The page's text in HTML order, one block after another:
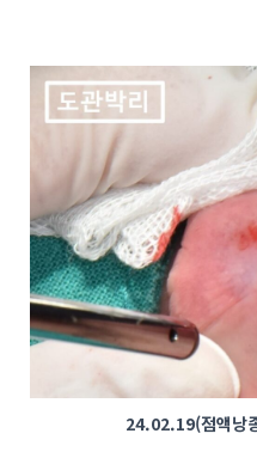
24.02.19(점액낭